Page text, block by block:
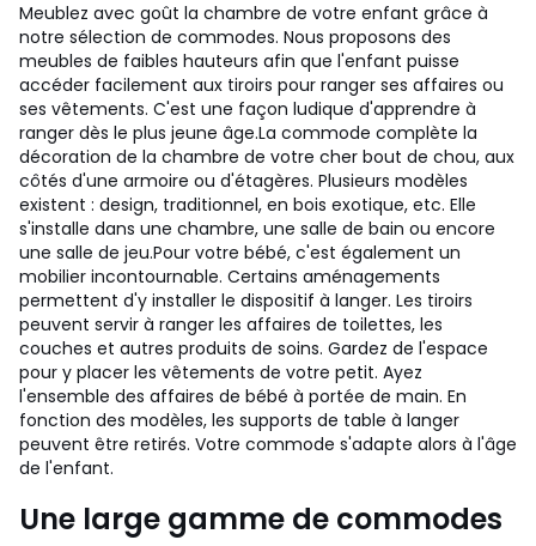
Meublez avec goût la chambre de votre enfant grâce à
notre sélection de commodes. Nous proposons des
meubles de faibles hauteurs afin que l'enfant puisse
accéder facilement aux tiroirs pour ranger ses affaires ou
ses vêtements. C'est une façon ludique d'apprendre à
ranger dès le plus jeune âge.La commode complète la
décoration de la chambre de votre cher bout de chou, aux
côtés d'une armoire ou d'étagères. Plusieurs modèles
existent : design, traditionnel, en bois exotique, etc. Elle
s'installe dans une chambre, une salle de bain ou encore
une salle de jeu.Pour votre bébé, c'est également un
mobilier incontournable. Certains aménagements
permettent d'y installer le dispositif à langer. Les tiroirs
peuvent servir à ranger les affaires de toilettes, les
couches et autres produits de soins. Gardez de l'espace
pour y placer les vêtements de votre petit. Ayez
l'ensemble des affaires de bébé à portée de main. En
fonction des modèles, les supports de table à langer
peuvent être retirés. Votre commode s'adapte alors à l'âge
de l'enfant.
Une large gamme de commodes